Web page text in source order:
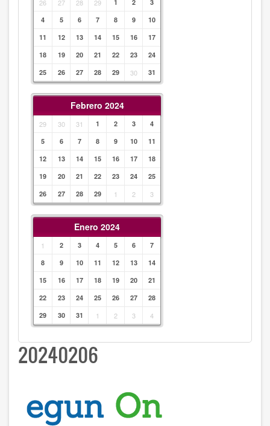
26 27 28 29 1 2
3
4
5 6 7 8 9
10
11
12 13 14 15 16
17
18
19 20 21 22 23
24
25
26 27 28 29 30 31
Febrero 2024
29 30 31 1 2 3
4
5
6 7 8 9 10
11
12
13 14 15 16 17
18
19
20 21 22 23 24
25
26
27 28 29 1 2 3
Enero 2024
1 2 3 4 5 6
7
8
9 10 11 12 13
14
15
16 17 18 19 20
21
22
23 24 25 26 27
28
29
30 31 1 2 3 4
20240206